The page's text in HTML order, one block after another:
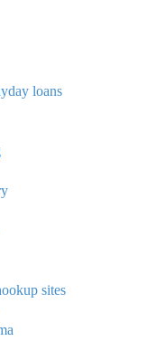
loans
sites